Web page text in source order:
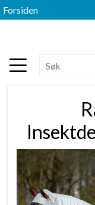
Forsiden